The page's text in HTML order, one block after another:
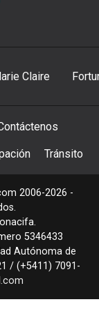
Claire
Tránsito
2006-2026 -
5346433
Autónoma de
/ (+5411) 7091-